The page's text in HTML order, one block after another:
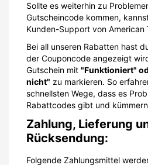
Sollte es weiterhin zu
Gutscheincode kommen,
Kunden-Support von American
Bei all unseren Rabatten hast
der Couponcode angezeigt
Gutschein mit "Funktioniert"
nicht" zu markieren. So
schnellsten Wege, dass es
Rabattcodes gibt und
Zahlung, Lieferung
Rücksendung:
Folgende Zahlungsmittel